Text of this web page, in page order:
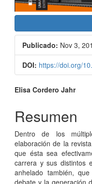
Publicado: Nov 3,
DOI: https://doi.org/
Contenido
principal
del
artículo
Elisa Cordero Jahr
Resumen
Dentro de los
elaboración de la
que ésta sea
carrera y sus distintos
anhelado también,
debate y la generación